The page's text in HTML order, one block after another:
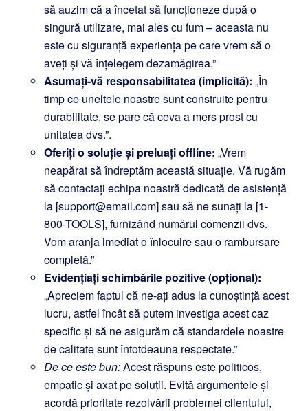
să auzim că a încetat să funcționeze după o
singură utilizare, mai ales cu fum – aceasta nu
este cu siguranță experiența pe care vrem să o
aveți și vă înțelegem dezamăgirea.”
Asumați-vă responsabilitatea (implicită): „În
timp ce uneltele noastre sunt construite pentru
durabilitate, se pare că ceva a mers prost cu
unitatea dvs.”.
Oferiți o soluție și preluați offline: „Vrem
neapărat să îndreptăm această situație. Vă rugăm
să contactați echipa noastră dedicată de asistență
la [support@email.com] sau să ne sunați la [1-
800-TOOLS], furnizând numărul comenzii dvs.
Vom aranja imediat o înlocuire sau o rambursare
completă.”
Evidențiați schimbările pozitive (opțional):
„Apreciem faptul că ne-ați adus la cunoștință acest
lucru, astfel încât să putem investiga acest caz
specific și să ne asigurăm că standardele noastre
de calitate sunt întotdeauna respectate.”
De ce este bun:Acest răspuns este politicos,
empatic și axat pe soluții. Evită argumentele și
acordă prioritate rezolvării problemei clientului,